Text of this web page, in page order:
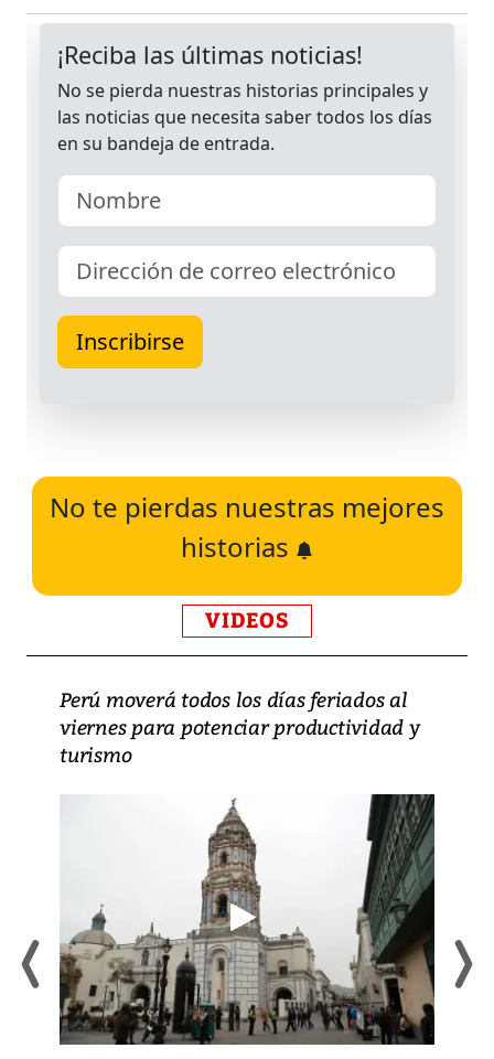
No te pierdas nuestras mejores
historias
VIDEOS
Perú moverá todos los días feriados al
viernes para potenciar productividad y
turismo